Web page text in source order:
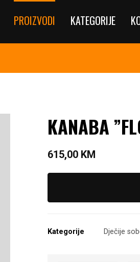
PROIZVODI KATEGORIJE
KANABA
615,00 KM
Kategorije Dječije